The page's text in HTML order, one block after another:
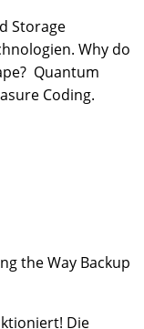
Storage
Why do
Quantum
Coding.
the Way Backup
Die